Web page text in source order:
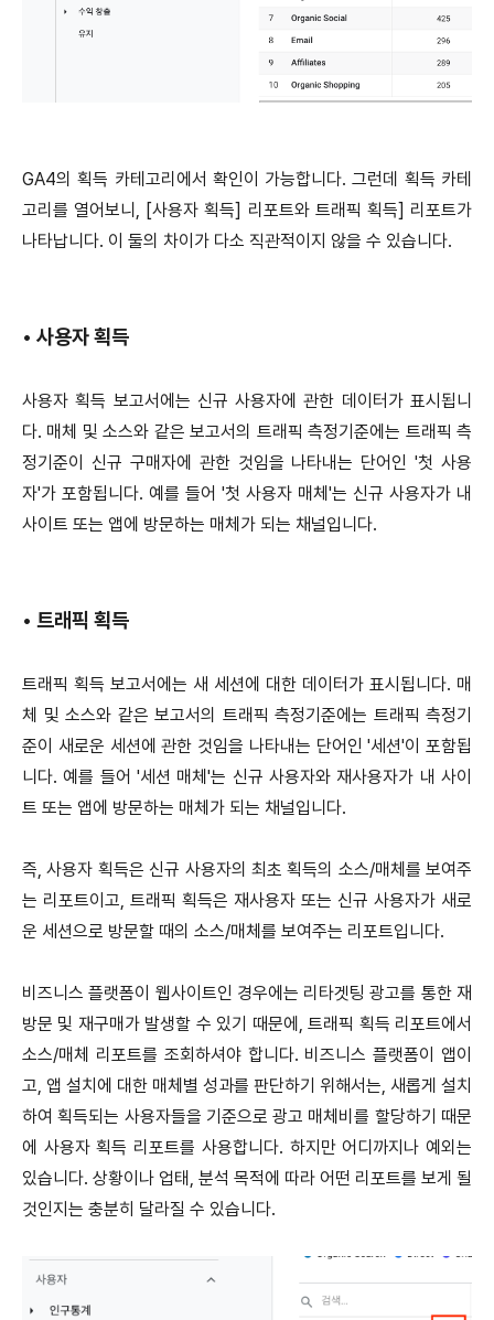
GA4의 획득 카테고리에서 확인이 가능합니다. 그런데 획득 카테
고리를 열어보니, [사용자 획득] 리포트와 트래픽 획득] 리포트가
나타납니다. 이 둘의 차이가 다소 직관적이지 않을 수 있습니다.
• 사용자 획득
사용자 획득 보고서에는 신규 사용자에 관한 데이터가 표시됩니
다. 매체 및 소스와 같은 보고서의 트래픽 측정기준에는 트래픽 측
정기준이 신규 구매자에 관한 것임을 나타내는 단어인 '첫 사용
자'가 포함됩니다. 예를 들어 '첫 사용자 매체'는 신규 사용자가 내
사이트 또는 앱에 방문하는 매체가 되는 채널입니다.
• 트래픽 획득
트래픽 획득 보고서에는 새 세션에 대한 데이터가 표시됩니다. 매
체 및 소스와 같은 보고서의 트래픽 측정기준에는 트래픽 측정기
준이 새로운 세션에 관한 것임을 나타내는 단어인 '세션'이 포함됩
니다. 예를 들어 '세션 매체'는 신규 사용자와 재사용자가 내 사이
트 또는 앱에 방문하는 매체가 되는 채널입니다.
즉, 사용자 획득은 신규 사용자의 최초 획득의 소스/매체를 보여주
는 리포트이고, 트래픽 획득은 재사용자 또는 신규 사용자가 새로
운 세션으로 방문할 때의 소스/매체를 보여주는 리포트입니다.
비즈니스 플랫폼이 웹사이트인 경우에는 리타겟팅 광고를 통한 재
방문 및 재구매가 발생할 수 있기 때문에, 트래픽 획득 리포트에서
소스/매체 리포트를 조회하셔야 합니다. 비즈니스 플랫폼이 앱이
고, 앱 설치에 대한 매체별 성과를 판단하기 위해서는, 새롭게 설치
하여 획득되는 사용자들을 기준으로 광고 매체비를 할당하기 때문
에 사용자 획득 리포트를 사용합니다. 하지만 어디까지나 예외는
있습니다. 상황이나 업태, 분석 목적에 따라 어떤 리포트를 보게 될
것인지는 충분히 달라질 수 있습니다.